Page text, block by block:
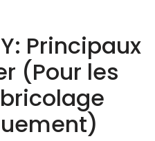
Principaux
(Pour les